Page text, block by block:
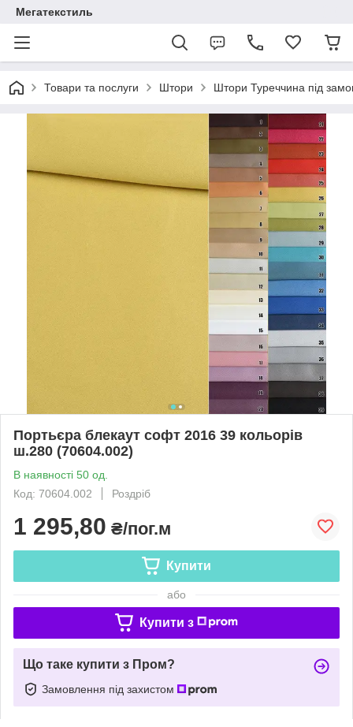
Мегатекстиль
Товари та послуги Штори Штори Туреччина під
Портьєра блекаут софт 2016 39 кольорів
ш.280 (70604.002)
В наявності 50 од.
Код: 70604.002
Роздріб
1 295,80 ₴/пог.м
Купити
або
Купити з
Що таке купити з Пром?
Замовлення під захистом